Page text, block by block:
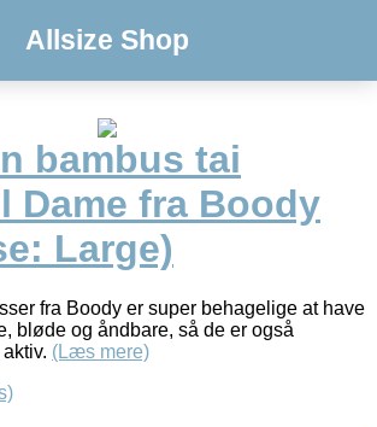
Allsize Shop
bambus tai
Dame fra Boody
Large)
fra Boody er super behagelige at have
bløde og åndbare, så de er også
(Læs mere)